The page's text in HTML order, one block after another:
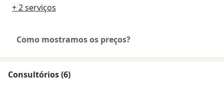
+ 2 serviços
Como mostramos os preços?
Consultórios (6)